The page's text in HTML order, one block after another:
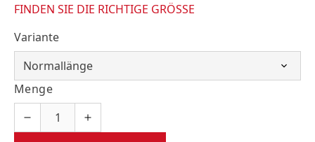
FINDEN SIE DIE RICHTIGE GRÖSSE
Variante
Menge